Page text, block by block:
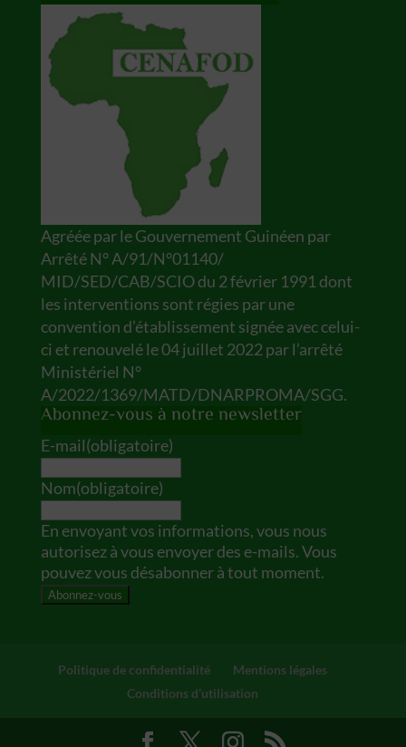
Agréée par le Gouvernement Guinéen par
Arrêté N° A/91/N°01140/
MID/SED/CAB/SCIO du 2 février 1991 dont
les interventions sont régies par une
convention d’établissement signée avec celui-
ci et renouvelé le 04 juillet 2022 par l’arrêté
Ministériel N°
A/2022/1369/MATD/DNARPROMA/SGG.
Abonnez-vous à notre newsletter
E-mail(obligatoire)
Nom(obligatoire)
En envoyant vos informations, vous nous
autorisez à vous envoyer des e-mails. Vous
pouvez vous désabonner à tout moment.
Abonnez-vous
Politique de confidentialité
Mentions légales
Conditions d’utilisation